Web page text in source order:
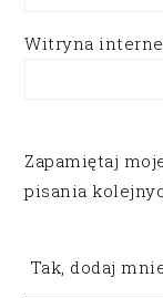
Witryna
Zapamiętaj
pisania
Tak, dodaj